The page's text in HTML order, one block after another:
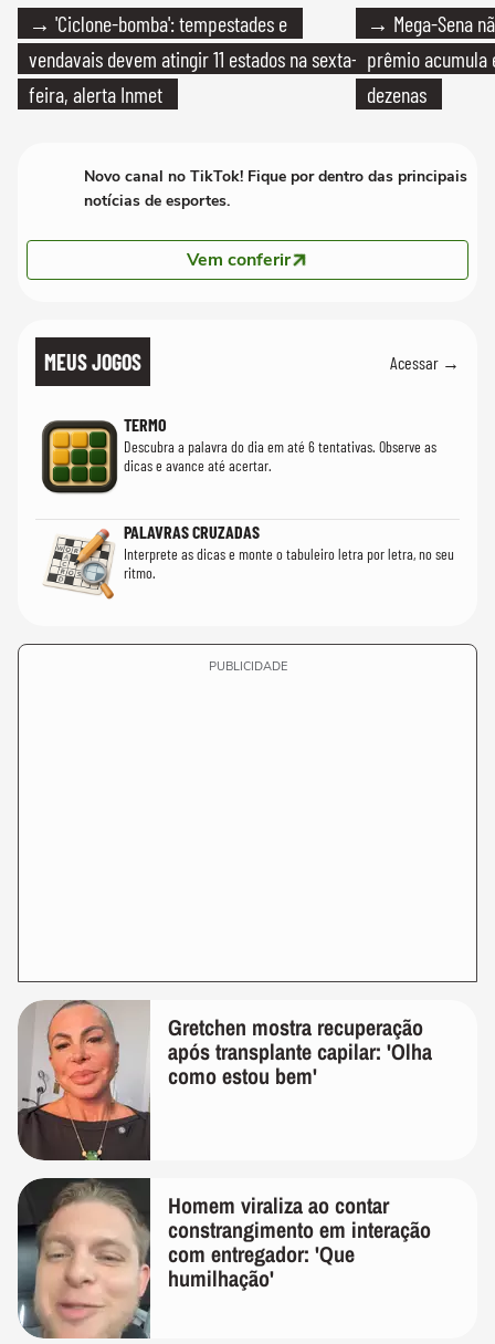
→ 'Ciclone-bomba': tempestades e
vendavais devem atingir 11 estados na sexta-
feira, alerta Inmet
→ Mega-Sena
prêmio acumula
dezenas
Novo canal no TikTok! Fique por dentro das principais
notícias de esportes.
Vem conferir
MEUS JOGOS Acessar →
TERMO
Descubra a palavra do dia em até 6 tentativas. Observe as
dicas e avance até acertar.
PALAVRAS CRUZADAS
Interprete as dicas e monte o tabuleiro letra por letra, no seu
ritmo.
PUBLICIDADE
Gretchen mostra recuperação
após transplante capilar: 'Olha
como estou bem'
Homem viraliza ao contar
constrangimento em interação
com entregador: 'Que
humilhação'